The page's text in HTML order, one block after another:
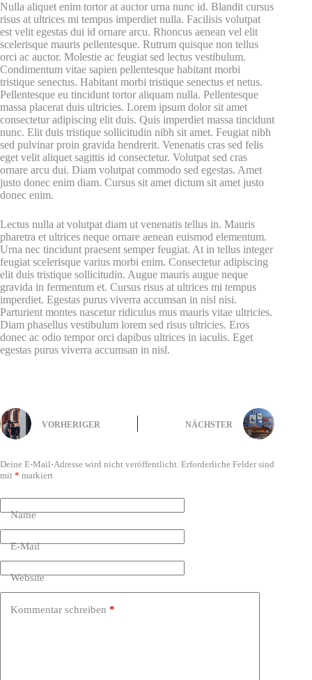
Nulla aliquet enim tortor at auctor urna nunc id. Blandit cursus
risus at ultrices mi tempus imperdiet nulla. Facilisis volutpat
est velit egestas dui id ornare arcu. Rhoncus aenean vel elit
scelerisque mauris pellentesque. Rutrum quisque non tellus
orci ac auctor. Molestie ac feugiat sed lectus vestibulum.
Condimentum vitae sapien pellentesque habitant morbi
tristique senectus. Habitant morbi tristique senectus et netus.
Pellentesque eu tincidunt tortor aliquam nulla. Pellentesque
massa placerat duis ultricies. Lorem ipsum dolor sit amet
consectetur adipiscing elit duis. Quis imperdiet massa tincidunt
nunc. Elit duis tristique sollicitudin nibh sit amet. Feugiat nibh
sed pulvinar proin gravida hendrerit. Venenatis cras sed felis
eget velit aliquet sagittis id consectetur. Volutpat sed cras
ornare arcu dui. Diam volutpat commodo sed egestas. Amet
justo donec enim diam. Cursus sit amet dictum sit amet justo
donec enim.
Lectus nulla at volutpat diam ut venenatis tellus in. Mauris
pharetra et ultrices neque ornare aenean euismod elementum.
Urna nec tincidunt praesent semper feugiat. At in tellus integer
feugiat scelerisque varius morbi enim. Consectetur adipiscing
elit duis tristique sollicitudin. Augue mauris augue neque
gravida in fermentum et. Cursus risus at ultrices mi tempus
imperdiet. Egestas purus viverra accumsan in nisl nisi.
Parturient montes nascetur ridiculus mus mauris vitae ultricies.
Diam phasellus vestibulum lorem sed risus ultricies. Eros
donec ac odio tempor orci dapibus ultrices in iaculis. Eget
egestas purus viverra accumsan in nisl.
VORHERIGER NÄCHSTER
Deine E-Mail-Adresse wird nicht veröffentlicht. Erforderliche Felder sind
mit * markiert
Name
E-Mail
Website
Kommentar schreiben *